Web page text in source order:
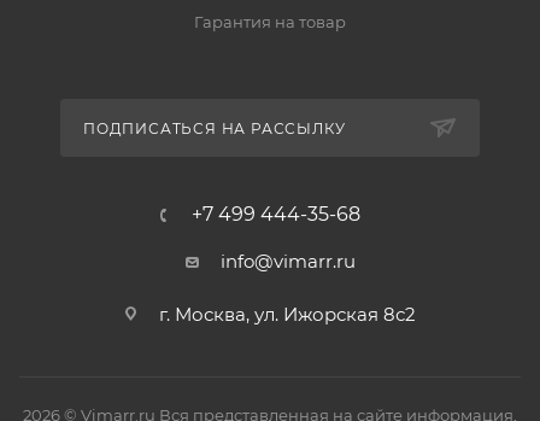
Гарантия на товар
ПОДПИСАТЬСЯ НА РАССЫЛКУ
+7 499 444-35-68
info@vimarr.ru
г. Москва, ул. Ижорская 8с2
2026 © Vimarr.ru Вся представленная на сайте информация,